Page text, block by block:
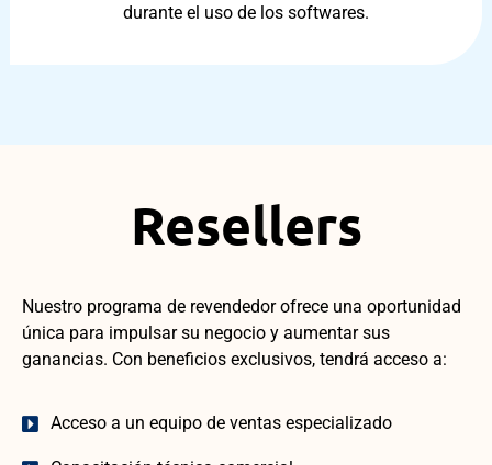
durante el uso de los softwares.
Resellers
Nuestro programa de revendedor ofrece una oportunidad
única para impulsar su negocio y aumentar sus
ganancias. Con beneficios exclusivos, tendrá acceso a:
Acceso a un equipo de ventas especializado